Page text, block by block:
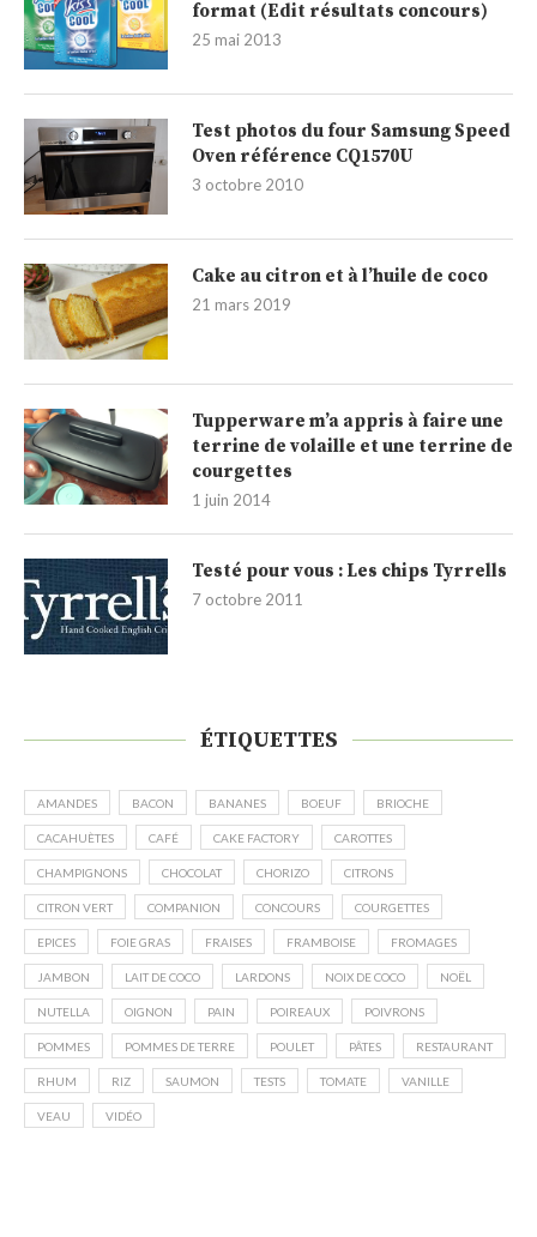
format (Edit résultats concours)
25 mai 2013
Test photos du four Samsung Speed
Oven référence CQ1570U
3 octobre 2010
Cake au citron et à l’huile de coco
21 mars 2019
Tupperware m’a appris à faire une
terrine de volaille et une terrine de
courgettes
1 juin 2014
Testé pour vous : Les chips Tyrrells
7 octobre 2011
ÉTIQUETTES
AMANDES BACON BANANES BOEUF BRIOCHE
CACAHUÈTES CAFÉ CAKE FACTORY CAROTTES
CHAMPIGNONS CHOCOLAT CHORIZO CITRONS
CITRON VERT COMPANION CONCOURS COURGETTES
EPICES FOIE GRAS FRAISES FRAMBOISE FROMAGES
JAMBON LAIT DE COCO LARDONS NOIX DE COCO NOËL
NUTELLA OIGNON PAIN POIREAUX POIVRONS
POMMES POMMES DE TERRE POULET PÂTES RESTAURANT
RHUM RIZ SAUMON TESTS TOMATE VANILLE
VEAU VIDÉO